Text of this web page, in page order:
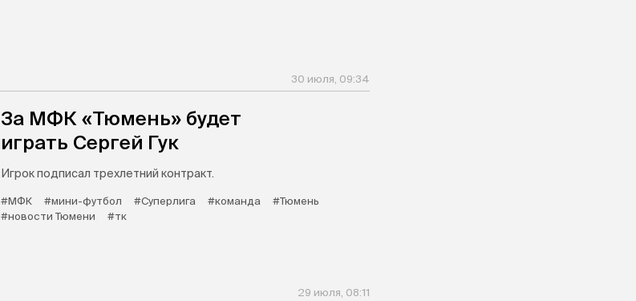
30 июля, 09:34
За МФК «Тюмень» будет
играть Сергей Гук
Игрок подписал трехлетний контракт.
#МФК #мини-футбол #Суперлига #команда
#Тюмень
#новости Тюмени
#тк
29 июля, 08:11